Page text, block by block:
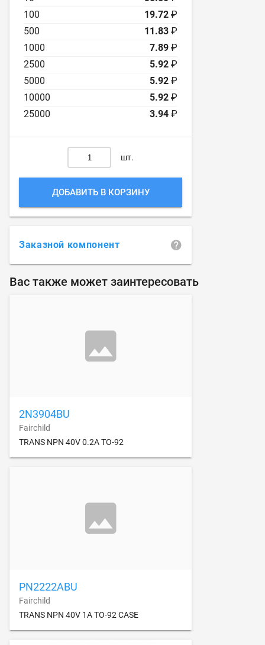
100
19.72 ₽
500
11.83 ₽
1000
7.89 ₽
2500
5.92 ₽
5000
5.92 ₽
10000
5.92 ₽
25000
3.94 ₽
шт.
ДОБАВИТЬ В КОРЗИНУ
Заказной компонент
Вас также может заинтересовать
2N3904BU
Fairchild
TRANS NPN 40V 0.2A TO-92
PN2222ABU
Fairchild
TRANS NPN 40V 1A TO-92 CASE